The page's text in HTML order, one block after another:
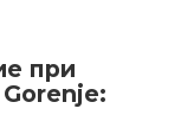
при